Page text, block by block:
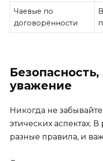
Чаевые по
договорённости
Безопасность,
уважение
Никогда не
этических аспектах.
разные правила, и